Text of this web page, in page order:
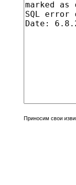
Приносим свои